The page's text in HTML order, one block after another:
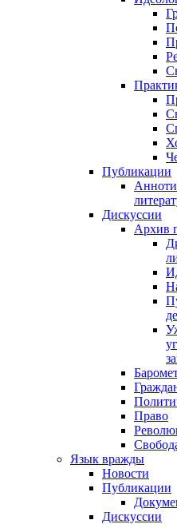
Публикации
Дискуссии
Архив
Право
Язык вражды
Новости
Публикации
Дискуссии